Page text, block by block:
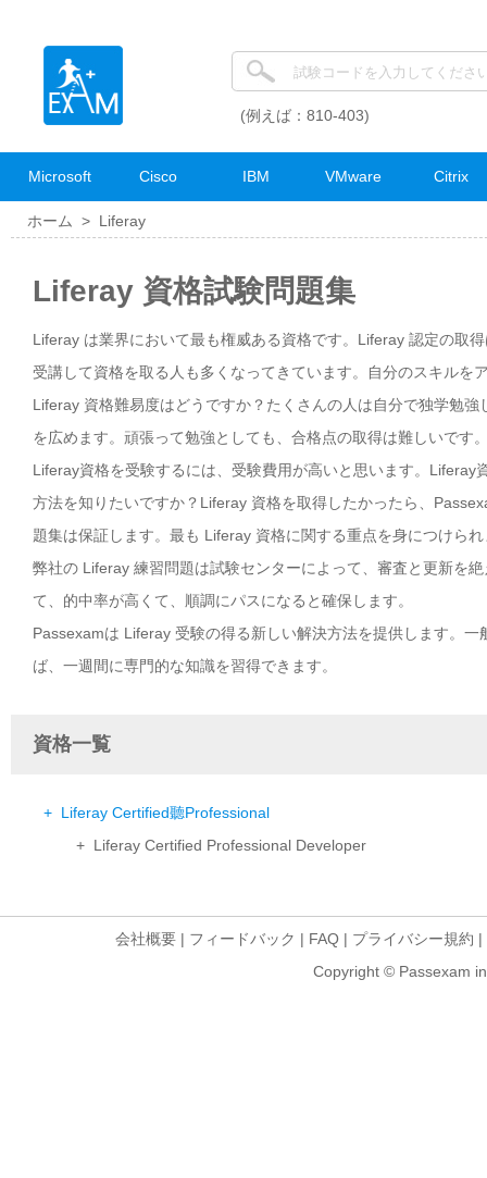
(例えば：810-403)
Microsoft Cisco IBM VMware Citrix
ホーム > Liferay
Liferay 資格試験問題集
Liferay は業界において最も権威ある資格です。Liferay 認定の取
受講して資格を取る人も多くなってきています。自分のスキル
Liferay 資格難易度はどうですか？たくさんの人は自分で独学勉
を広めます。頑張って勉強としても、合格点の取得は難しいで
Liferay資格を受験するには、受験費用が高いと思います。
方法を知りたいですか？Liferay 資格を取得したかったら、
題集は保証します。最も Liferay 資格に関する重点を身につけら
弊社の Liferay 練習問題は試験センターによって、審査と更新を
て、的中率が高くて、順調にパスになると確保します。
Passexamは Liferay 受験の得る新しい解決方法を提供します。
ば、一週間に専門的な知識を習得できます。
資格一覧
+ Liferay Certified聽Professional
+ Liferay Certified Professional Developer
会社概要 | フィードバック | FAQ | プライバシー規約 |
Copyright © Passexam